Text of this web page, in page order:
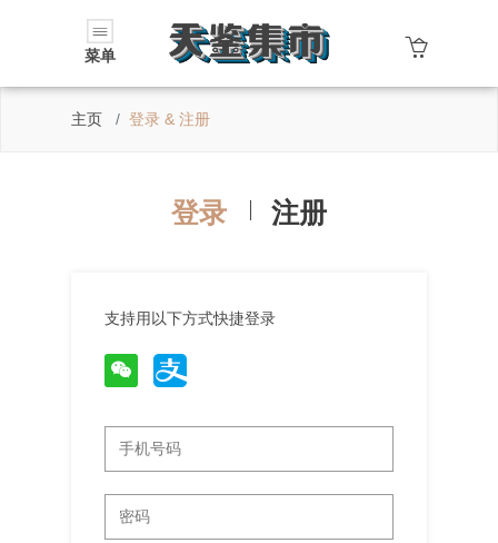
菜单
主页 登录 & 注册
登录 注册
支持用以下方式快捷登录